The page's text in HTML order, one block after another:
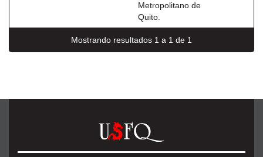
Metropolitano de
Quito.
Mostrando resultados 1 a 1 de 1